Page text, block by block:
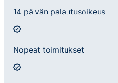
14 päivän palautusoikeus
Nopeat toimitukset